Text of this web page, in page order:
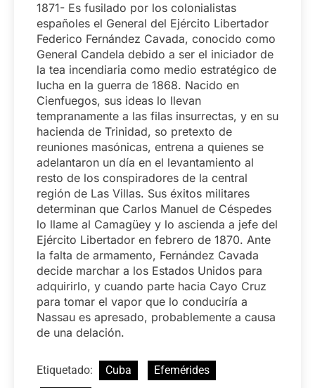
1871- Es fusilado por los colonialistas
españoles el General del Ejército Libertador
Federico Fernández Cavada, conocido como
General Candela debido a ser el iniciador de
la tea incendiaria como medio estratégico de
lucha en la guerra de 1868. Nacido en
Cienfuegos, sus ideas lo llevan
tempranamente a las filas insurrectas, y en su
hacienda de Trinidad, so pretexto de
reuniones masónicas, entrena a quienes se
adelantaron un día en el levantamiento al
resto de los conspiradores de la central
región de Las Villas. Sus éxitos militares
determinan que Carlos Manuel de Céspedes
lo llame al Camagüey y lo ascienda a jefe del
Ejército Libertador en febrero de 1870. Ante
la falta de armamento, Fernández Cavada
decide marchar a los Estados Unidos para
adquirirlo, y cuando parte hacia Cayo Cruz
para tomar el vapor que lo conduciría a
Nassau es apresado, probablemente a causa
de una delación.
Etiquetado: Cuba
Efemérides